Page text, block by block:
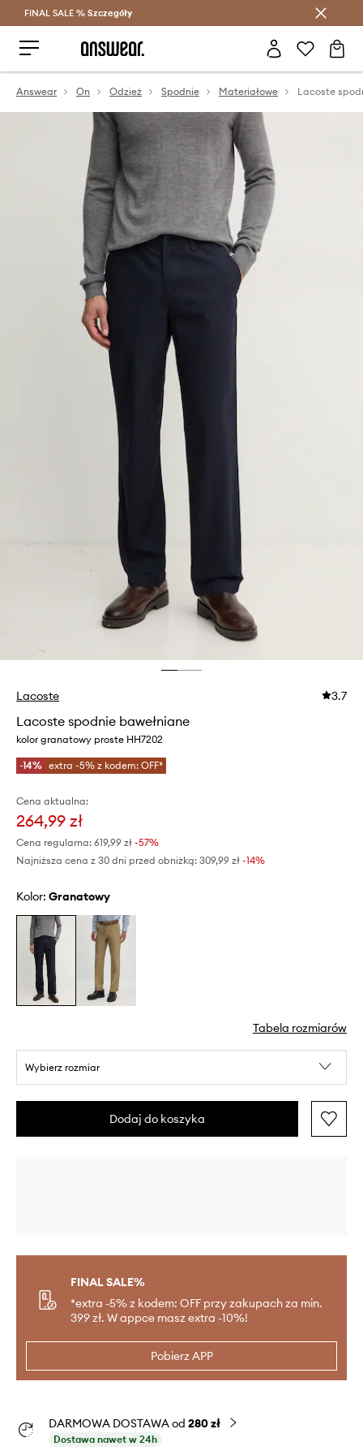
Oszczędzaj z Answear Club >
FINAL SALE % Szczegóły
Answear On Odzież Spodnie Materiałowe Lacoste
Lacoste 3.7
Lacoste spodnie bawełniane
kolor granatowy proste HH7202
-14% extra -5% z kodem: OFF*
Cena aktualna:
264,99 zł
Cena regularna: 619,99 zł -57%
Najniższa cena z 30 dni przed obniżką: 309,99 zł -14%
Kolor: granatowy
Tabela rozmiarów
Wybierz rozmiar
Dodaj do koszyka
FINAL SALE%
*extra -5% z kodem: OFF przy zakupach za min.
399 zł. W appce masz extra -10%!
Pobierz APP
DARMOWA DOSTAWA od 280 zł
Dostawa nawet w 24h